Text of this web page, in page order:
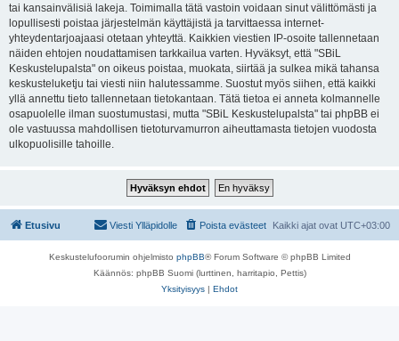
tai kansainvälisiä lakeja. Toimimalla tätä vastoin voidaan sinut välittömästi ja
lopullisesti poistaa järjestelmän käyttäjistä ja tarvittaessa internet-
yhteydentarjoajaasi otetaan yhteyttä. Kaikkien viestien IP-osoite tallennetaan
näiden ehtojen noudattamisen tarkkailua varten. Hyväksyt, että "SBiL
Keskustelupalsta" on oikeus poistaa, muokata, siirtää ja sulkea mikä tahansa
keskusteluketju tai viesti niin halutessamme. Suostut myös siihen, että kaikki
yllä annettu tieto tallennetaan tietokantaan. Tätä tietoa ei anneta kolmannelle
osapuolelle ilman suostumustasi, mutta "SBiL Keskustelupalsta" tai phpBB ei
ole vastuussa mahdollisen tietoturvamurron aiheuttamasta tietojen vuodosta
ulkopuolisille tahoille.
Etusivu Kaikki ajat ovat UTC+03:00
Poista evästeet
Viesti Ylläpidolle
Keskustelufoorumin ohjelmisto phpBB® Forum Software © phpBB Limited
Käännös: phpBB Suomi (lurttinen, harritapio, Pettis)
Yksityisyys | Ehdot